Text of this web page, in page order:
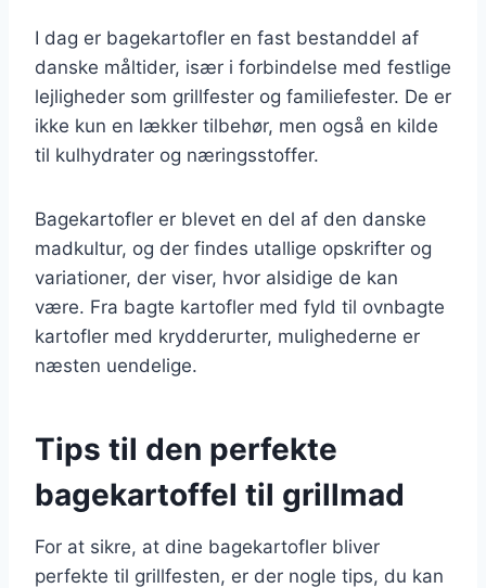
I dag er bagekartofler en fast bestanddel af
danske måltider, især i forbindelse med festlige
lejligheder som grillfester og familiefester. De er
ikke kun en lækker tilbehør, men også en kilde
til kulhydrater og næringsstoffer.
Bagekartofler er blevet en del af den danske
madkultur, og der findes utallige opskrifter og
variationer, der viser, hvor alsidige de kan
være. Fra bagte kartofler med fyld til ovnbagte
kartofler med krydderurter, mulighederne er
næsten uendelige.
Tips til den perfekte
bagekartoffel til grillmad
For at sikre, at dine bagekartofler bliver
perfekte til grillfesten, er der nogle tips, du kan